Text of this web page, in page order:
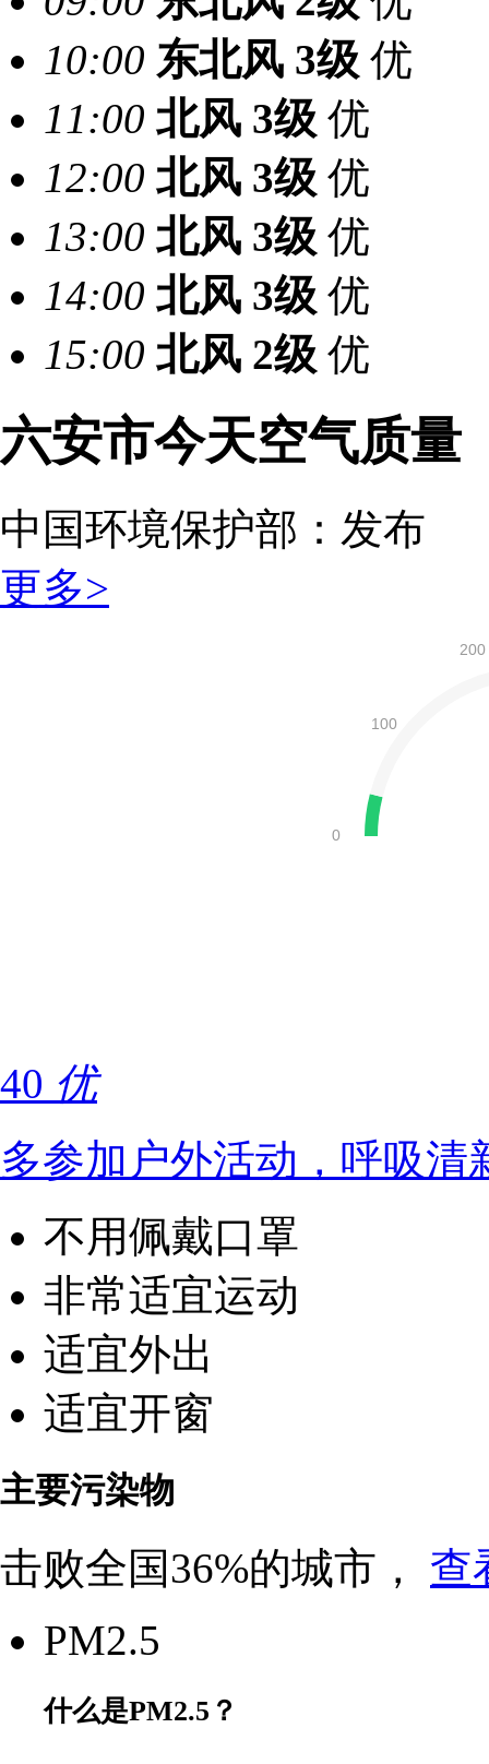
10:00 东北风 3级 优
11:00 北风 3级 优
12:00 北风 3级 优
13:00 北风 3级 优
14:00 北风 3级 优
15:00 北风 2级 优
六安市今天空气质量
中国环境保护部： 发布
更多>
40 优
多参加户外活动，呼吸清
不用佩戴口罩
非常适宜运动
适宜外出
适宜开窗
主要污染物
击败全国36%的城市， 查
PM2.5
什么是PM2.5？